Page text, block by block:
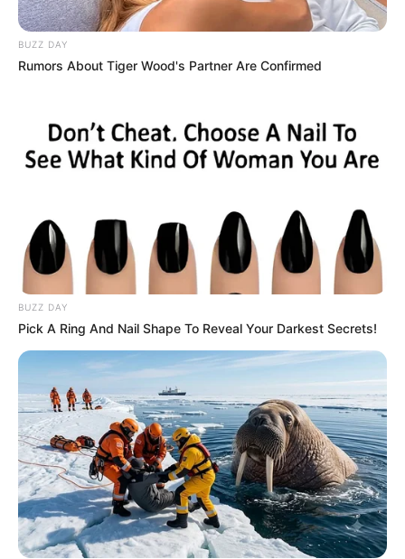
Ειδήσεις που έρχονται τεχνηέντως μέσα
από το Μάτριξ, βοηθώντας μας να
βγούμε έξω από αυτό!!!!
Φωτεινοί, όλες τις ειδήσεις και την πληροφορία...
ΔΙΕΘΝΗ ΣΗΜΑΝΤΙΚΕΣ ΕΙΔΗΣΕΙΣ
Ειδικές επιχειρήσεις πραγματοποιούνται
από το Σώμα Πεζοναυτών και μπορώ να
σας διαβεβαιώσω πως οι “βασικοί
παίκτες” που είναι κακοί και
μοχθηροί , έχουν ήδη τεθεί υπό κράτηση.
BUZZ DAY
Rumors About Tiger Wood's Partner Are Confirmed
BUZZ DAY
Pick A Ring And Nail Shape To Reveal Your Darkest Secrets!